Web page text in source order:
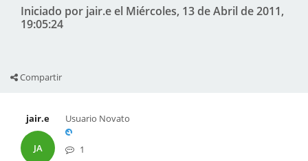
Iniciado por jair.e el Miércoles, 13 de Abril de 2011,
19:05:24
Compartir
jair.e
JA
Usuario Novato
1